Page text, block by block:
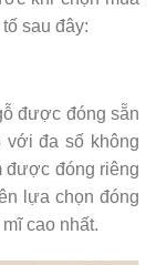
sau đây:
được đóng sẵn
với đa số không
được đóng riêng
lựa chọn đóng
cao nhất.